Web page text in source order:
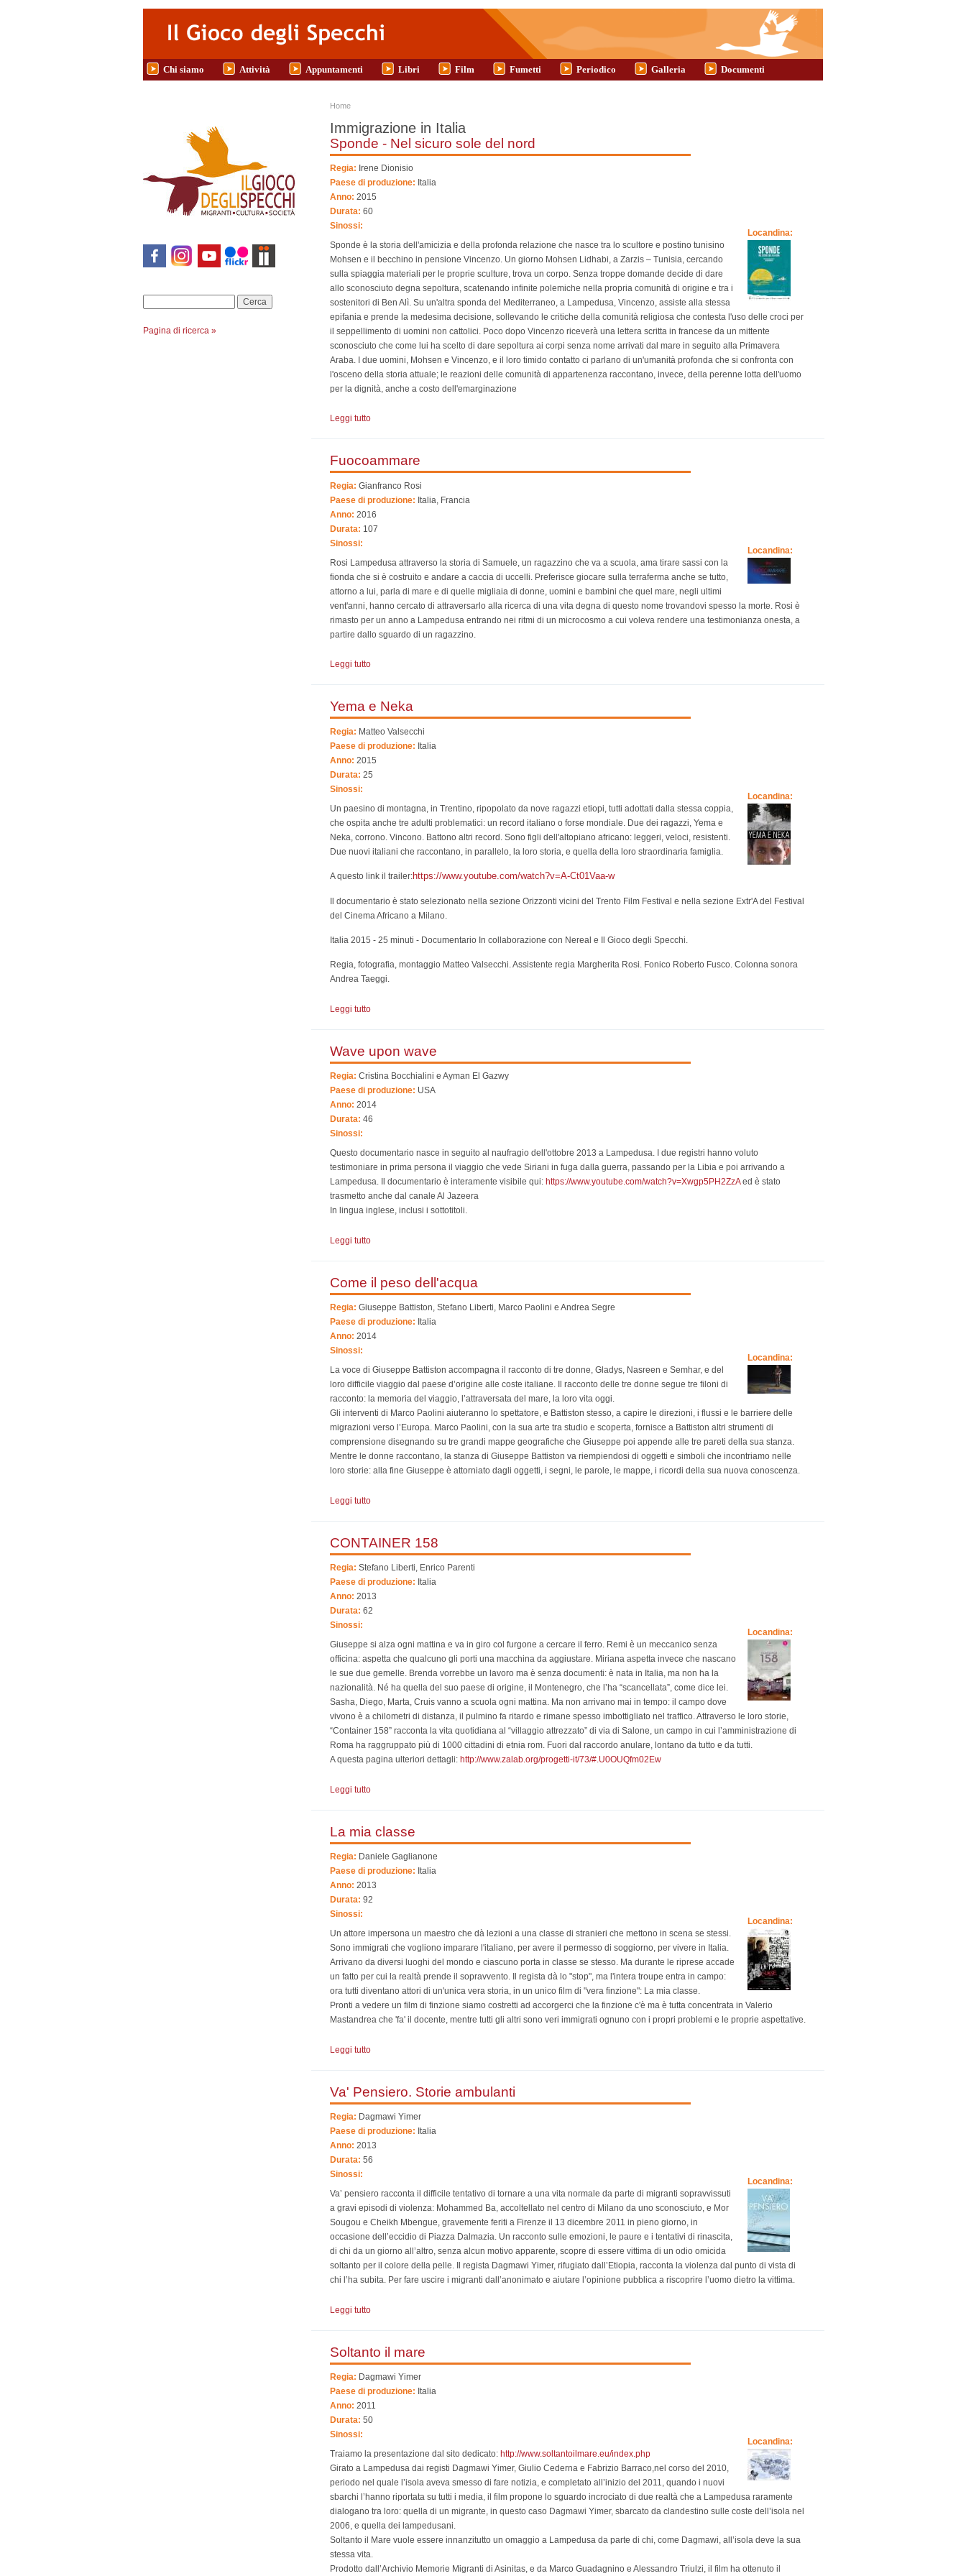
Chi siamo Attività Appuntamenti Libri Film Fumetti Periodico Galleria Documenti
Pagina di ricerca »
Tu sei qui
Home
Immigrazione in Italia
Sponde - Nel sicuro sole del nord
Regia: Irene Dionisio
Paese di produzione: Italia
Anno: 2015
Durata: 60
Locandina:
Sinossi:
Sponde è la storia dell'amicizia e della profonda relazione che nasce tra lo scultore e postino tunisino
Mohsen e il becchino in pensione Vincenzo. Un giorno Mohsen Lidhabi, a Zarzis – Tunisia, cercando
sulla spiaggia materiali per le proprie sculture, trova un corpo. Senza troppe domande decide di dare
allo sconosciuto degna sepoltura, scatenando infinite polemiche nella propria comunità di origine e tra i
sostenitori di Ben Alì. Su un'altra sponda del Mediterraneo, a Lampedusa, Vincenzo, assiste alla stessa
epifania e prende la medesima decisione, sollevando le critiche della comunità religiosa che contesta l'uso delle croci per
il seppellimento di uomini non cattolici. Poco dopo Vincenzo riceverà una lettera scritta in francese da un mittente
sconosciuto che come lui ha scelto di dare sepoltura ai corpi senza nome arrivati dal mare in seguito alla Primavera
Araba. I due uomini, Mohsen e Vincenzo, e il loro timido contatto ci parlano di un'umanità profonda che si confronta con
l'osceno della storia attuale; le reazioni delle comunità di appartenenza raccontano, invece, della perenne lotta dell'uomo
per la dignità, anche a costo dell'emarginazione
Leggi tutto
Fuocoammare
Regia: Gianfranco Rosi
Paese di produzione: Italia, Francia
Anno: 2016
Durata: 107
Locandina:
Sinossi:
Rosi Lampedusa attraverso la storia di Samuele, un ragazzino che va a scuola, ama tirare sassi con la
fionda che si è costruito e andare a caccia di uccelli. Preferisce giocare sulla terraferma anche se tutto,
attorno a lui, parla di mare e di quelle migliaia di donne, uomini e bambini che quel mare, negli ultimi
vent'anni, hanno cercato di attraversarlo alla ricerca di una vita degna di questo nome trovandovi spesso la morte. Rosi è
rimasto per un anno a Lampedusa entrando nei ritmi di un microcosmo a cui voleva rendere una testimonianza onesta, a
partire dallo sguardo di un ragazzino.
Leggi tutto
Yema e Neka
Regia: Matteo Valsecchi
Paese di produzione: Italia
Anno: 2015
Durata: 25
Locandina:
Sinossi:
Un paesino di montagna, in Trentino, ripopolato da nove ragazzi etiopi, tutti adottati dalla stessa coppia,
che ospita anche tre adulti problematici: un record italiano o forse mondiale. Due dei ragazzi, Yema e
Neka, corrono. Vincono. Battono altri record. Sono figli dell'altopiano africano: leggeri, veloci, resistenti.
Due nuovi italiani che raccontano, in parallelo, la loro storia, e quella della loro straordinaria famiglia.
A questo link il trailer:https://www.youtube.com/watch?v=A-Ct01Vaa-w
Il documentario è stato selezionato nella sezione Orizzonti vicini del Trento Film Festival e nella sezione Extr'A del Festival
del Cinema Africano a Milano.
Italia 2015 - 25 minuti - Documentario In collaborazione con Nereal e Il Gioco degli Specchi.
Regia, fotografia, montaggio Matteo Valsecchi. Assistente regia Margherita Rosi. Fonico Roberto Fusco. Colonna sonora
Andrea Taeggi.
Leggi tutto
Wave upon wave
Regia: Cristina Bocchialini e Ayman El Gazwy
Paese di produzione: USA
Anno: 2014
Durata: 46
Sinossi:
Questo documentario nasce in seguito al naufragio dell'ottobre 2013 a Lampedusa. I due registri hanno voluto
testimoniare in prima persona il viaggio che vede Siriani in fuga dalla guerra, passando per la Libia e poi arrivando a
Lampedusa. Il documentario è interamente visibile qui: https://www.youtube.com/watch?v=Xwgp5PH2ZzAed è stato
trasmetto anche dal canale Al Jazeera
In lingua inglese, inclusi i sottotitoli.
Leggi tutto
Come il peso dell'acqua
Regia: Giuseppe Battiston, Stefano Liberti, Marco Paolini e Andrea Segre
Paese di produzione: Italia
Anno: 2014
Locandina:
Sinossi:
La voce di Giuseppe Battiston accompagna il racconto di tre donne, Gladys, Nasreen e Semhar, e del
loro difficile viaggio dal paese d’origine alle coste italiane. Il racconto delle tre donne segue tre filoni di
racconto: la memoria del viaggio, l’attraversata del mare, la loro vita oggi.
Gli interventi di Marco Paolini aiuteranno lo spettatore, e Battiston stesso, a capire le direzioni, i flussi e le barriere delle
migrazioni verso l’Europa. Marco Paolini, con la sua arte tra studio e scoperta, fornisce a Battiston altri strumenti di
comprensione disegnando su tre grandi mappe geografiche che Giuseppe poi appende alle tre pareti della sua stanza.
Mentre le donne raccontano, la stanza di Giuseppe Battiston va riempiendosi di oggetti e simboli che incontriamo nelle
loro storie: alla fine Giuseppe è attorniato dagli oggetti, i segni, le parole, le mappe, i ricordi della sua nuova conoscenza.
Leggi tutto
CONTAINER 158
Regia: Stefano Liberti, Enrico Parenti
Paese di produzione: Italia
Anno: 2013
Durata: 62
Locandina:
Sinossi:
Giuseppe si alza ogni mattina e va in giro col furgone a cercare il ferro. Remi è un meccanico senza
officina: aspetta che qualcuno gli porti una macchina da aggiustare. Miriana aspetta invece che nascano
le sue due gemelle. Brenda vorrebbe un lavoro ma è senza documenti: è nata in Italia, ma non ha la
nazionalità. Né ha quella del suo paese di origine, il Montenegro, che l’ha “scancellata”, come dice lei.
Sasha, Diego, Marta, Cruis vanno a scuola ogni mattina. Ma non arrivano mai in tempo: il campo dove
vivono è a chilometri di distanza, il pulmino fa ritardo e rimane spesso imbottigliato nel traffico. Attraverso le loro storie,
“Container 158” racconta la vita quotidiana al “villaggio attrezzato” di via di Salone, un campo in cui l’amministrazione di
Roma ha raggruppato più di 1000 cittadini di etnia rom. Fuori dal raccordo anulare, lontano da tutto e da tutti.
A questa pagina ulteriori dettagli: http://www.zalab.org/progetti-it/73/#.U0OUQfm02Ew
Leggi tutto
La mia classe
Regia: Daniele Gaglianone
Paese di produzione: Italia
Anno: 2013
Durata: 92
Locandina:
Sinossi:
Un attore impersona un maestro che dà lezioni a una classe di stranieri che mettono in scena se stessi.
Sono immigrati che vogliono imparare l'italiano, per avere il permesso di soggiorno, per vivere in Italia.
Arrivano da diversi luoghi del mondo e ciascuno porta in classe se stesso. Ma durante le riprese accade
un fatto per cui la realtà prende il sopravvento. Il regista dà lo "stop", ma l'intera troupe entra in campo:
ora tutti diventano attori di un'unica vera storia, in un unico film di "vera finzione": La mia classe.
Pronti a vedere un film di finzione siamo costretti ad accorgerci che la finzione c'è ma è tutta concentrata in Valerio
Mastandrea che 'fa' il docente, mentre tutti gli altri sono veri immigrati ognuno con i propri problemi e le proprie aspettative.
Leggi tutto
Va' Pensiero. Storie ambulanti
Regia: Dagmawi Yimer
Paese di produzione: Italia
Anno: 2013
Durata: 56
Locandina:
Sinossi:
Va’ pensiero racconta il difficile tentativo di tornare a una vita normale da parte di migranti sopravvissuti
a gravi episodi di violenza: Mohammed Ba, accoltellato nel centro di Milano da uno sconosciuto, e Mor
Sougou e Cheikh Mbengue, gravemente feriti a Firenze il 13 dicembre 2011 in pieno giorno, in
occasione dell’eccidio di Piazza Dalmazia. Un racconto sulle emozioni, le paure e i tentativi di rinascita,
di chi da un giorno all’altro, senza alcun motivo apparente, scopre di essere vittima di un odio omicida
soltanto per il colore della pelle. Il regista Dagmawi Yimer, rifugiato dall’Etiopia, racconta la violenza dal punto di vista di
chi l’ha subita. Per fare uscire i migranti dall’anonimato e aiutare l’opinione pubblica a riscoprire l’uomo dietro la vittima.
Leggi tutto
Soltanto il mare
Regia: Dagmawi Yimer
Paese di produzione: Italia
Anno: 2011
Durata: 50
Locandina:
Sinossi:
Traiamo la presentazione dal sito dedicato: http://www.soltantoilmare.eu/index.php
Girato a Lampedusa dai registi Dagmawi Yimer, Giulio Cederna e Fabrizio Barraco,nel corso del 2010,
periodo nel quale l’isola aveva smesso di fare notizia, e completato all’inizio del 2011, quando i nuovi
sbarchi l’hanno riportata su tutti i media, il film propone lo sguardo incrociato di due realtà che a Lampedusa raramente
dialogano tra loro: quella di un migrante, in questo caso Dagmawi Yimer, sbarcato da clandestino sulle coste dell’isola nel
2006, e quella dei lampedusani.
Soltanto il Mare vuole essere innanzitutto un omaggio a Lampedusa da parte di chi, come Dagmawi, all’isola deve la sua
stessa vita.
Prodotto dall’Archivio Memorie Migranti di Asinitas, e da Marco Guadagnino e Alessandro Triulzi, il film ha ottenuto il